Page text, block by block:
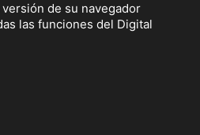
de su navegador
las funciones del Digital